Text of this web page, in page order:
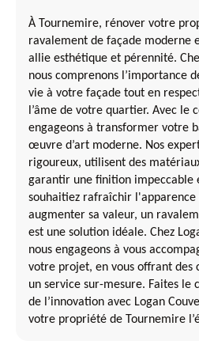
À Tournemire, rénover votre
ravalement de façade moderne
allie esthétique et pérennité.
nous comprenons l’importance
vie à votre façade tout en
l’âme de votre quartier. Avec le
engageons à transformer votre
œuvre d’art moderne. Nos
rigoureux, utilisent des
garantir une finition impeccable
souhaitiez rafraîchir l'apparence
augmenter sa valeur, un
est une solution idéale. Chez
nous engageons à vous
votre projet, en vous offrant des
un service sur-mesure. Faites le
de l’innovation avec Logan
votre propriété de Tournemire